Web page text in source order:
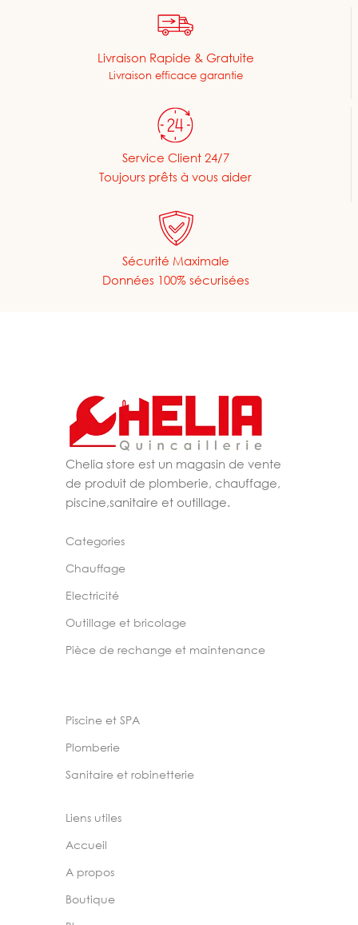
Livraison Rapide & Gratuite
Livraison efficace garantie
Service Client 24/7
Toujours prêts à vous aider
Sécurité Maximale
Données 100% sécurisées
Chelia store est un magasin de vente
de produit de plomberie, chauffage,
piscine,sanitaire et outillage.
Categories
Chauffage
Electricité
Outillage et bricolage
Pièce de rechange et maintenance
Piscine et SPA
Plomberie
Sanitaire et robinetterie
Liens utiles
Accueil
A propos
Boutique